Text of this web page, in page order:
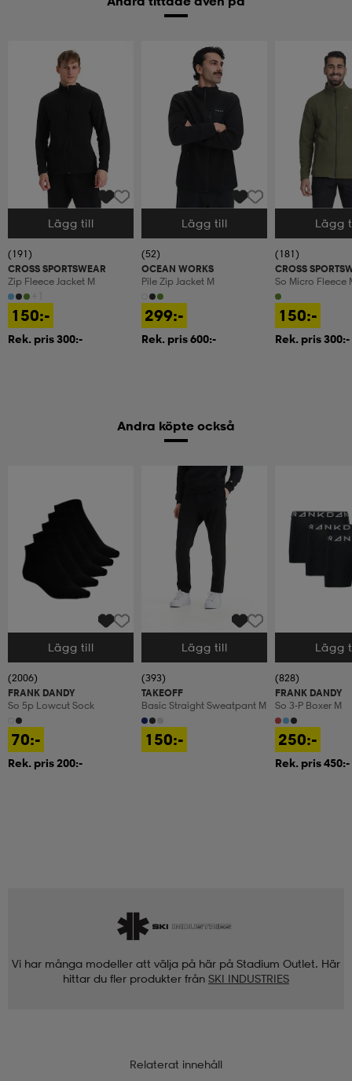
Välj storlek
Lägg till
(191)
CROSS SPORTSWEAR
Zip Fleece Jacket M
150:-
Rek. pris 300:-
Välj storlek
Lägg till
(52)
OCEAN WORKS
Pile Zip Jacket M
299:-
Rek. pris 600:-
Välj storlek
Lägg
(181)
CROSS
So Micro Fleece
150:-
Rek. pris 300:-
Andra köpte också
Välj storlek
Lägg till
(2006)
FRANK DANDY
So 5p Lowcut Sock
70:-
Rek. pris 200:-
Välj storlek
Lägg till
(393)
TAKEOFF
Basic Straight Sweatpant M
150:-
Välj storlek
Lägg
(828)
FRANK DANDY
So 3-P Boxer M
250:-
Rek. pris 450:-
Vi har många modeller att välja på här på Stadium Outlet. Här
hittar du fler produkter från SKI INDUSTRIES
Relaterat innehåll